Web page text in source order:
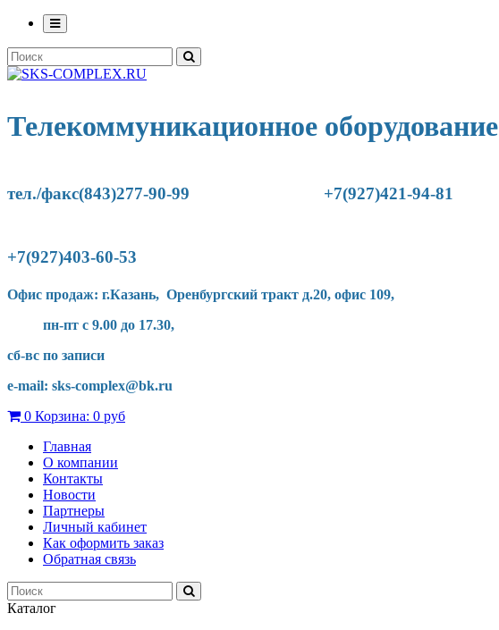
Телекоммуникационное оборудование
тел./факс(843)277-90-99 +7(927)421-94-81
+7(927)403-60-53
Офис продаж: г.Казань, Оренбургский тракт д.20, офис 109,
пн-пт с 9.00 до 17.30,
сб-вс по записи
e-mail: sks-complex@bk.ru
0 Корзина: 0 руб
Главная
О компании
Контакты
Новости
Партнеры
Личный кабинет
Как оформить заказ
Обратная связь
Каталог